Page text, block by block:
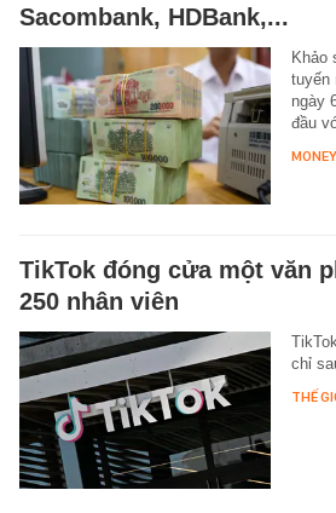
Sacombank, HDBank,...
Khảo
tuyến
ngày
đầu
TikTok đóng cửa một văn
250 nhân viên
chỉ
THẾ